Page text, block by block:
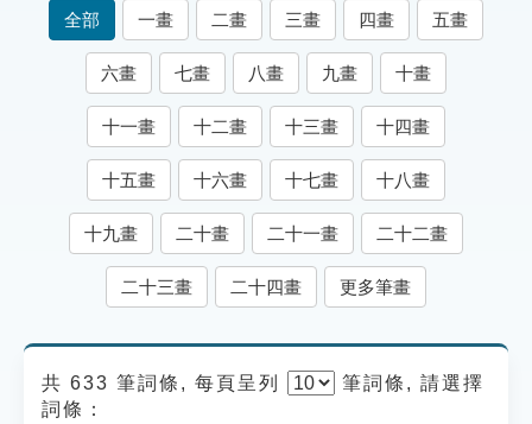
索引選單
知識索引
單字索引
生命大百科索引
遊戲專區
貓頭鷹博士
全部 一畫 二畫 三畫 四畫 五畫
六畫 七畫 八畫 九畫 十畫
十一畫 十二畫 十三畫 十四畫
十五畫 十六畫 十七畫 十八畫
十九畫 二十畫 二十一畫 二十二畫
二十三畫 二十四畫 更多筆畫
共 633 筆詞條, 每頁呈列 筆詞條, 請選擇
詞條：